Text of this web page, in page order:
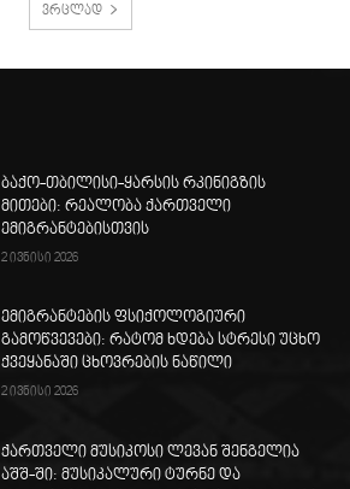
ვრცლად
ბაქო-თბილისი-ყარსის რკინიგზის
მითები: რეალობა ქართველი
ემიგრანტებისთვის
2 ივნისი 2026
ემიგრანტების ფსიქოლოგიური
გამოწვევები: რატომ ხდება სტრესი უცხო
ქვეყანაში ცხოვრების ნაწილი
2 ივნისი 2026
ქართველი მუსიკოსი ლევან შენგელია
აშშ-ში: მუსიკალური ტურნე და